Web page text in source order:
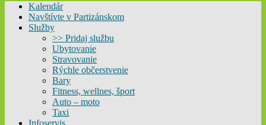
Menu
Kalendár
Navštívte v Partizánskom
Služby
>> Pridaj službu
Ubytovanie
Stravovanie
Rýchle občerstvenie
Bary
Fitness, wellnes, šport
Auto – moto
Taxi
Infoservis